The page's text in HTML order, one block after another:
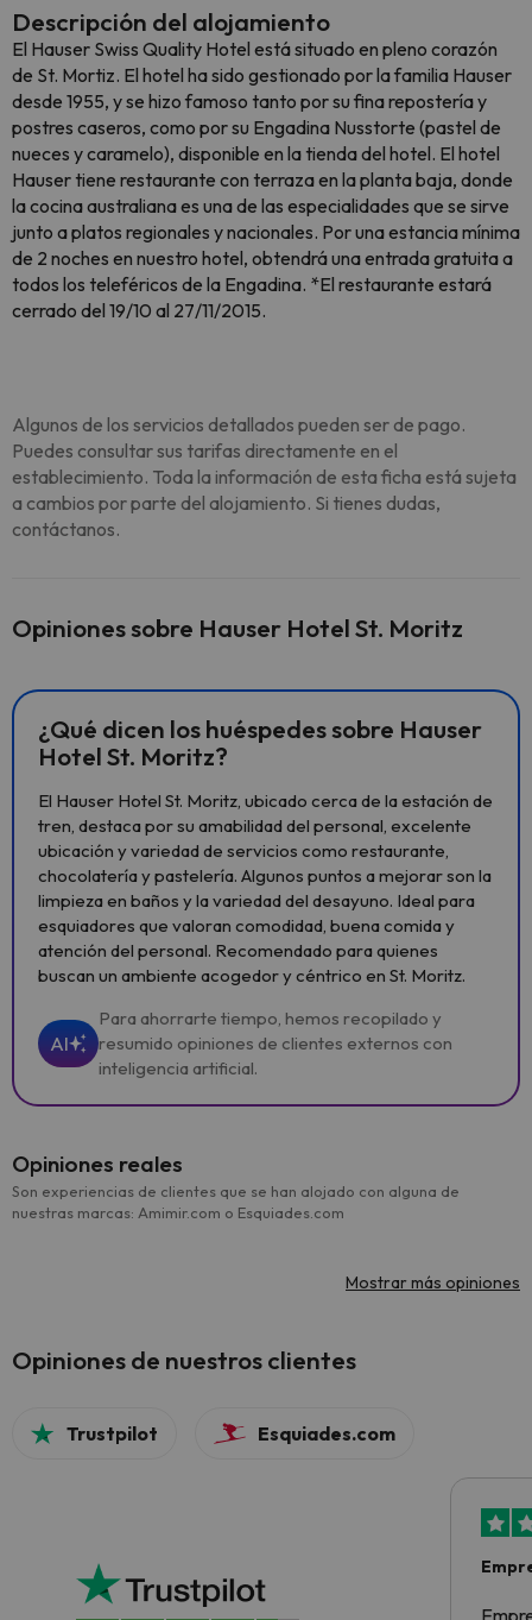
Descripción del alojamiento
El Hauser Swiss Quality Hotel está situado en pleno corazón
de St. Mortiz. El hotel ha sido gestionado por la familia Hauser
desde 1955, y se hizo famoso tanto por su fina repostería y
postres caseros, como por su Engadina Nusstorte (pastel de
nueces y caramelo), disponible en la tienda del hotel. El hotel
Hauser tiene restaurante con terraza en la planta baja, donde
la cocina australiana es una de las especialidades que se sirve
junto a platos regionales y nacionales. Por una estancia mínima
de 2 noches en nuestro hotel, obtendrá una entrada gratuita a
todos los teleféricos de la Engadina. *El restaurante estará
cerrado del 19/10 al 27/11/2015.
Algunos de los servicios detallados pueden ser de pago.
Puedes consultar sus tarifas directamente en el
establecimiento. Toda la información de esta ficha está sujeta
a cambios por parte del alojamiento. Si tienes dudas,
contáctanos.
Opiniones sobre Hauser Hotel St. Moritz
¿Qué dicen los huéspedes sobre Hauser
Hotel St. Moritz?
El Hauser Hotel St. Moritz, ubicado cerca de la estación de
tren, destaca por su amabilidad del personal, excelente
ubicación y variedad de servicios como restaurante,
chocolatería y pastelería. Algunos puntos a mejorar son la
limpieza en baños y la variedad del desayuno. Ideal para
esquiadores que valoran comodidad, buena comida y
atención del personal. Recomendado para quienes
buscan un ambiente acogedor y céntrico en St. Moritz.
AI
Para ahorrarte tiempo, hemos recopilado y
resumido opiniones de clientes externos con
inteligencia artificial.
Opiniones reales
Son experiencias de clientes que se han alojado con alguna de
nuestras marcas: Amimir.com o Esquiades.com
Mostrar más opiniones
Opiniones de nuestros clientes
Trustpilot Esquiades.com